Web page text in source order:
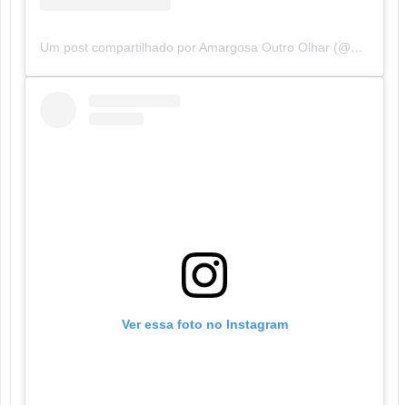
Um post compartilhado por Amargosa Outro Olhar (@amargosaoutroolhar)
Ver essa foto no Instagram